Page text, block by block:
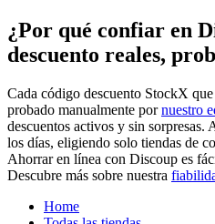
¿Por qué confiar en
descuento reales,
Cada código descuento StockX que
probado manualmente pornuestro
descuentos activos y sin sorpresas.
los días, eligiendo solo tiendas de
Ahorrar en línea con Discoup es
Descubre más sobre nuestra
Home